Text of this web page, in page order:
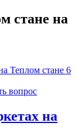
стане на
Теплом стане 6
вопрос
на